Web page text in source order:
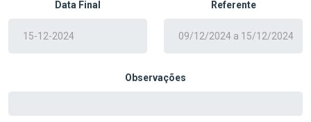
Data Final Referente
Observações